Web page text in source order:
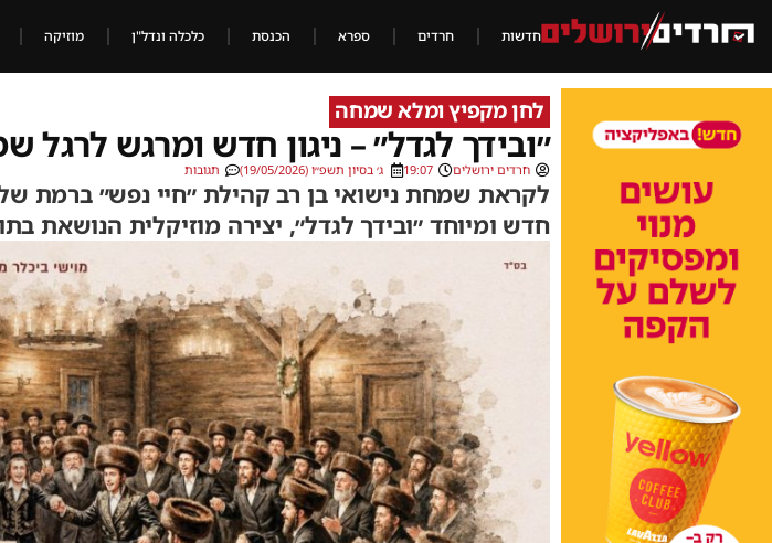
חדשות חרדים ספרא הכנסת כלכלה ונדל"ן מוזיקה
לחן מקפיץ ומלא שמחה
״ובידך לגדל״ – ניגון חדש ומרגש
חרדים ירושלים 19:07 ג׳ בסיון תשפ״ו (19/05/2026) תגובות
לקראת שמחת נישואי בן רב קהילת ״חיי נפש״ ברמת
חדש ומיוחד ״ובידך לגדל״, יצירה מוזיקלית הנושאת